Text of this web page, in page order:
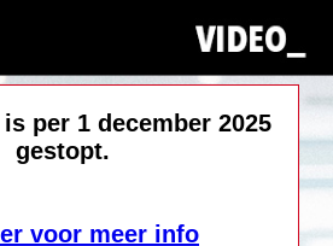
per 1 december 2025
gestopt.
voor meer info